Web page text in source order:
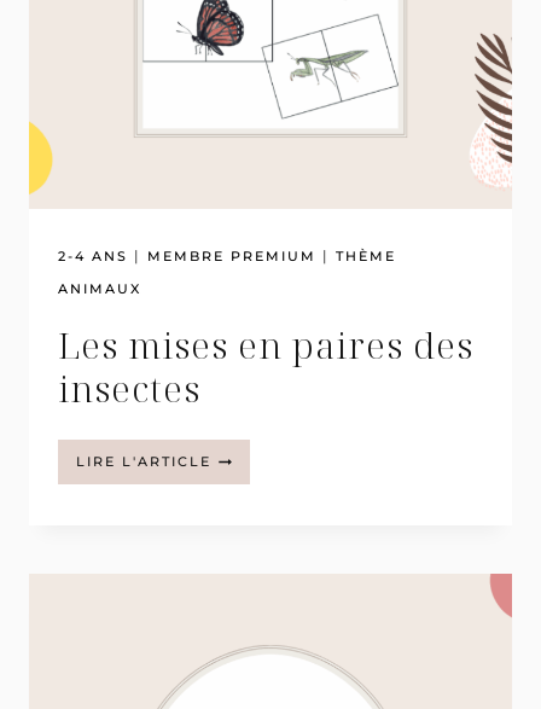
2-4 ANS | MEMBRE PREMIUM | THÈME
ANIMAUX
Les mises en paires des
insectes
LIRE L'ARTICLE LES
MISES